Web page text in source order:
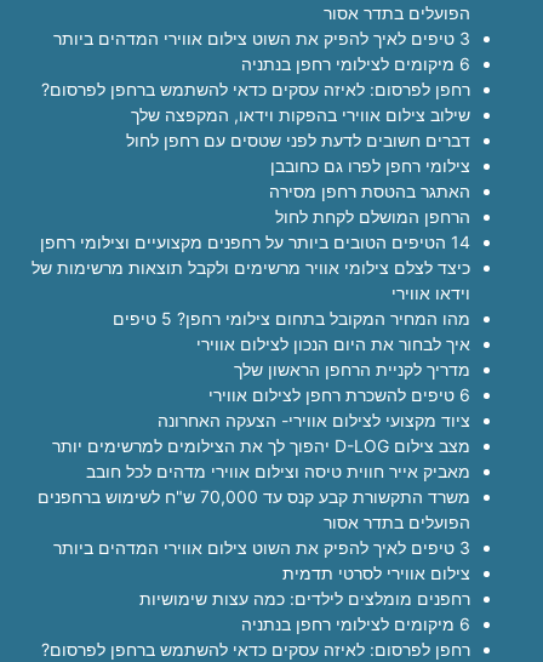
הפועלים בתדר אסור
3 טיפים לאיך להפיק את השוט צילום אווירי המדהים ביותר
6 מיקומים לצילומי רחפן בנתניה
רחפן לפרסום: לאיזה עסקים כדאי להשתמש ברחפן לפרסום?
שילוב צילום אווירי בהפקות וידאו, המקפצה שלך
דברים חשובים לדעת לפני שטסים עם רחפן לחול
צילומי רחפן לפרו גם כחובבן
האתגר בהטסת רחפן מסירה
הרחפן המושלם לקחת לחול
14 הטיפים הטובים ביותר על רחפנים מקצועיים וצילומי רחפן
כיצד לצלם צילומי אוויר מרשימים ולקבל תוצאות מרשימות של
וידאו אווירי
מהו המחיר המקובל בתחום צילומי רחפן? 5 טיפים
איך לבחור את היום הנכון לצילום אווירי
מדריך לקניית הרחפן הראשון שלך
6 טיפים להשכרת רחפן לצילום אווירי
ציוד מקצועי לצילום אווירי- הצעקה האחרונה
מצב צילום D-LOG יהפוך לך את הצילומים למרשימים יותר
מאביק אייר חווית טיסה וצילום אווירי מדהים לכל חובב
משרד התקשורת קבע קנס עד 70,000 ש"ח לשימוש ברחפנים
הפועלים בתדר אסור
3 טיפים לאיך להפיק את השוט צילום אווירי המדהים ביותר
צילום אווירי לסרטי תדמית
רחפנים מומלצים לילדים: כמה עצות שימושיות
6 מיקומים לצילומי רחפן בנתניה
רחפן לפרסום: לאיזה עסקים כדאי להשתמש ברחפן לפרסום?